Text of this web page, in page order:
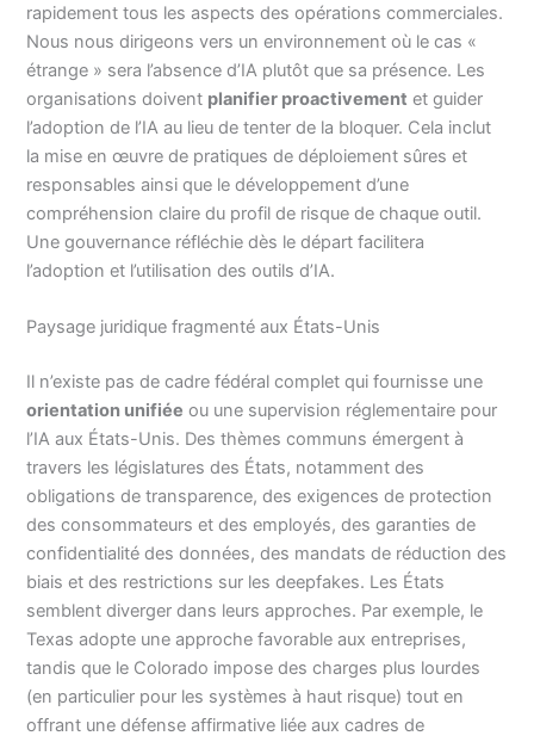
rapidement tous les aspects des opérations commerciales.
Nous nous dirigeons vers un environnement où le cas «
étrange » sera l’absence d’IA plutôt que sa présence. Les
organisations doivent planifier proactivement et guider
l’adoption de l’IA au lieu de tenter de la bloquer. Cela inclut
la mise en œuvre de pratiques de déploiement sûres et
responsables ainsi que le développement d’une
compréhension claire du profil de risque de chaque outil.
Une gouvernance réfléchie dès le départ facilitera
l’adoption et l’utilisation des outils d’IA.
Paysage juridique fragmenté aux États-Unis
Il n’existe pas de cadre fédéral complet qui fournisse une
orientation unifiée ou une supervision réglementaire pour
l’IA aux États-Unis. Des thèmes communs émergent à
travers les législatures des États, notamment des
obligations de transparence, des exigences de protection
des consommateurs et des employés, des garanties de
confidentialité des données, des mandats de réduction des
biais et des restrictions sur les deepfakes. Les États
semblent diverger dans leurs approches. Par exemple, le
Texas adopte une approche favorable aux entreprises,
tandis que le Colorado impose des charges plus lourdes
(en particulier pour les systèmes à haut risque) tout en
offrant une défense affirmative liée aux cadres de